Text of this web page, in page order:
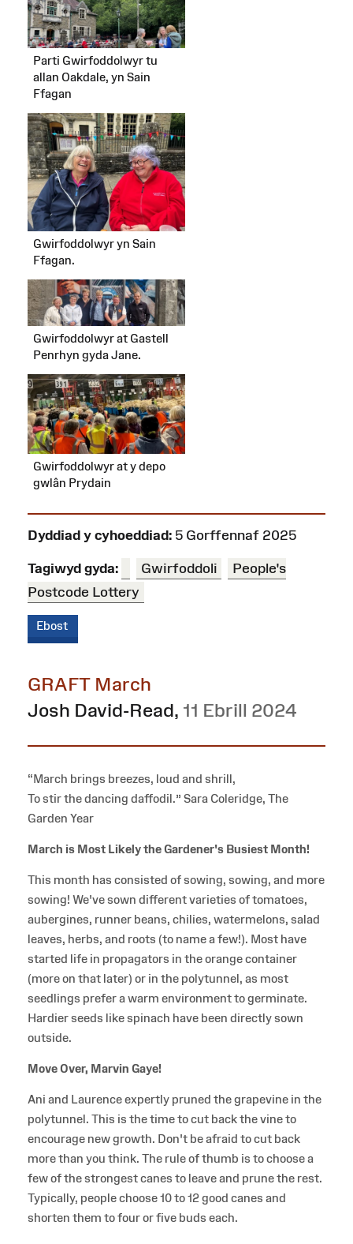
Parti Gwirfoddolwyr tu
allan Oakdale, yn Sain
Ffagan
Gwirfoddolwyr yn Sain
Ffagan.
Gwirfoddolwyr at Gastell
Penrhyn gyda Jane.
Gwirfoddolwyr at ydepo
gwlân Prydain
Dyddiad y cyhoeddiad: 5 Gorffennaf 2025
Tagiwyd gyda: Gwirfoddoli
People's
Postcode Lottery
Ebost
GRAFT March
Josh David-Read, 11 Ebrill 2024
“March brings breezes, loud and shrill,
To stir the dancing daffodil.” Sara Coleridge, The
Garden Year
March is Most Likely the Gardener's Busiest Month!
This month has consisted of sowing, sowing, and more
sowing! We've sown different varieties of tomatoes,
aubergines, runner beans, chilies, watermelons, salad
leaves, herbs, and roots (to name a few!). Most have
started life in propagators in the orange container
(more on that later) or in the polytunnel, as most
seedlings prefer a warm environment to germinate.
Hardier seeds like spinach have been directly sown
outside.
Move Over, Marvin Gaye!
Ani and Laurence expertly pruned the grapevine in the
polytunnel. This is the time to cut back the vine to
encourage new growth. Don't be afraid to cut back
more than you think. The rule of thumb is to choose a
few of the strongest canes to leave and prune the rest.
Typically, people choose 10 to 12 good canes and
shorten them to four or five buds each.